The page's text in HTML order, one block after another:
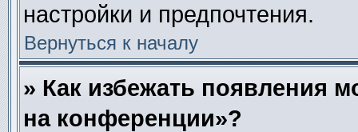
настройки и предпочтения.
Вернуться к началу
» Как избежать появления
на конференции»?